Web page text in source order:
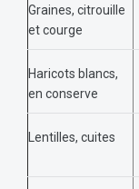
Graines, citrouille
et courge
Haricots blancs,
en conserve
Lentilles, cuites